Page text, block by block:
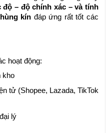
độ – độ chính xác – và tính
kín đáp ứng rất tốt các
hoạt động:
kho
tử (Shopee, Lazada, TikTok
lý